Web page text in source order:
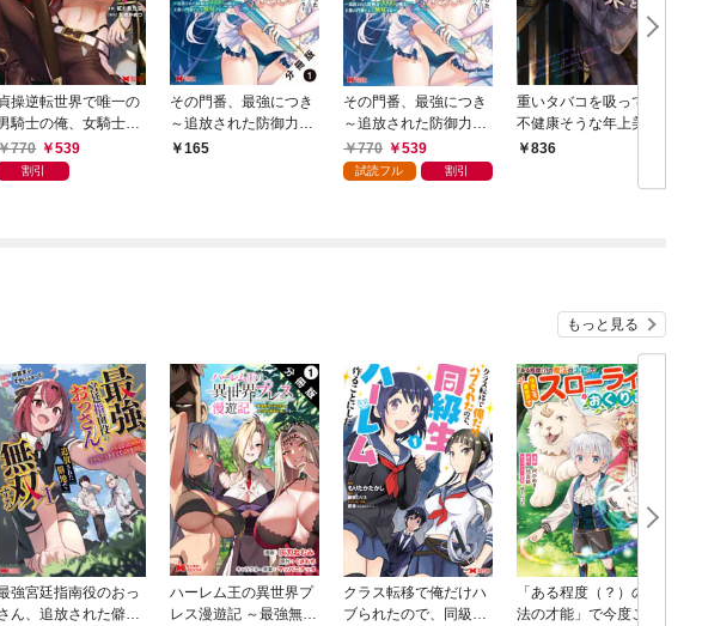
貞操逆転世界で唯一の
騎士の俺、女騎士学
園に入学したらなぜか
雄扱いされた ～絶倫
770 539
割引
その門番、最強につき
～追放された防御力99
99の戦士、王都の門番
165
その門番、最強につき
～追放された防御力99
99の戦士、王都の門番
として無双する～（コ
770 539
試読フル 割引
重いタバコを吸ってる
不健康そうな年上美人
とドロドロの関係にな
836
もっと見る
強宮廷指南役のおっ
ん、追放された僻地
ハーレム王の異世界プ
レス漫遊記 ～最強無双
クラス転移で俺だけハ
ブられたので、同級生
「ある程度（？）の魔
法の才能」で今度こそ